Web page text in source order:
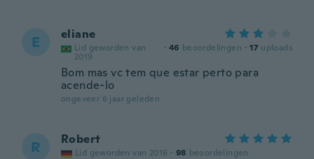
E eliane
Lid geworden van
2019
· 46 beoordelingen · 17 uploads
Bom mas vc tem que estar perto para
acende-lo
ongeveer 6 jaar geleden
R Robert
Lid geworden van 2016 · 98 beoordelingen